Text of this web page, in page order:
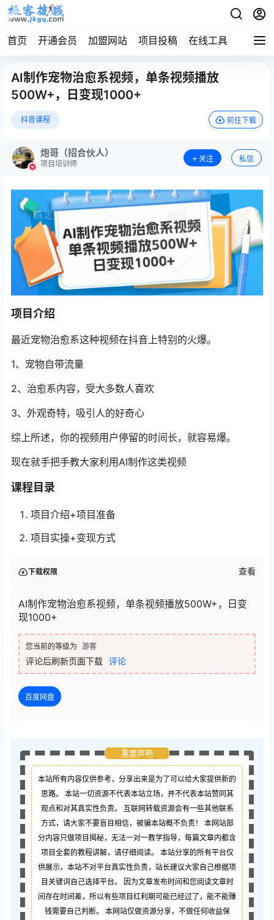
首页 开通会员 加盟网站 项目投稿 在线工具 地址发
AI制作宠物治愈系视频，单条视频播放
500W+，日变现1000+
抖音课程 前往下载
炮哥（招合伙人）
项目培训师
关注 私信
项目介绍
最近宠物治愈系这种视频在抖音上特别的火爆。
1、宠物自带流量
2、治愈系内容，受大多数人喜欢
3、外观奇特，吸引人的好奇心
综上所述，你的视频用户停留的时间长，就容易爆。
现在就手把手教大家利用AI制作这类视频
课程目录
项目介绍+项目准备
项目实操+变现方式
下载权限 查看
AI制作宠物治愈系视频，单条视频播放500W+，日变
现1000+
您当前的等级为 游客
评论后刷新页面下载 评论
百度网盘
重要声明
本站所有内容仅供参考，分享出来是为了可以给大家提供新的
思路。 本站一切资源不代表本站立场，并不代表本站赞同其
观点和对其真实性负责。 互联网转载资源会有一些其他联系
方式，请大家不要盲目相信，被骗本站概不负责！ 本网站部
分内容只做项目揭秘，无法一对一教学指导，每篇文章内都含
项目全套的教程讲解，请仔细阅读。 本站分享的所有平台仅
供展示，本站不对平台真实性负责，站长建议大家自己根据项
目关键词自己选择平台。 因为文章发布时间和您阅读文章时
间存在时间差，所以有些项目红利期可能已经过了，能不能赚
钱需要自己判断。 本网站仅做资源分享，不做任何收益保